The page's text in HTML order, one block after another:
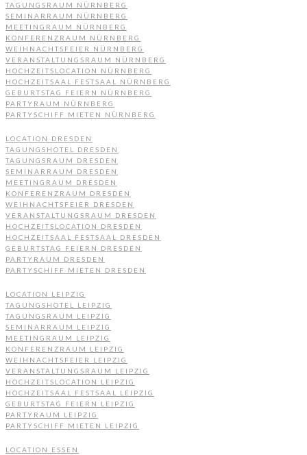
TAGUNGSRAUM NÜRNBERG
SEMINARRAUM NÜRNBERG
MEETINGRAUM NÜRNBERG
KONFERENZRAUM NÜRNBERG
WEIHNACHTSFEIER NÜRNBERG
VERANSTALTUNGSRAUM NÜRNBERG
HOCHZEITSLOCATION NÜRNBERG
HOCHZEITSAAL FESTSAAL NÜRNBERG
GEBURTSTAG FEIERN NÜRNBERG
PARTYRAUM NÜRNBERG
PARTYSCHIFF MIETEN NÜRNBERG
LOCATION DRESDEN
TAGUNGSHOTEL DRESDEN
TAGUNGSRAUM DRESDEN
SEMINARRAUM DRESDEN
MEETINGRAUM DRESDEN
KONFERENZRAUM DRESDEN
WEIHNACHTSFEIER DRESDEN
VERANSTALTUNGSRAUM DRESDEN
HOCHZEITSLOCATION DRESDEN
HOCHZEITSAAL FESTSAAL DRESDEN
GEBURTSTAG FEIERN DRESDEN
PARTYRAUM DRESDEN
PARTYSCHIFF MIETEN DRESDEN
LOCATION LEIPZIG
TAGUNGSHOTEL LEIPZIG
TAGUNGSRAUM LEIPZIG
SEMINARRAUM LEIPZIG
MEETINGRAUM LEIPZIG
KONFERENZRAUM LEIPZIG
WEIHNACHTSFEIER LEIPZIG
VERANSTALTUNGSRAUM LEIPZIG
HOCHZEITSLOCATION LEIPZIG
HOCHZEITSAAL FESTSAAL LEIPZIG
GEBURTSTAG FEIERN LEIPZIG
PARTYRAUM LEIPZIG
PARTYSCHIFF MIETEN LEIPZIG
LOCATION ESSEN